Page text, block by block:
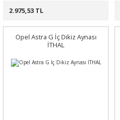
2.975,53 TL
Opel Astra G İç Dikiz Aynası
İTHAL